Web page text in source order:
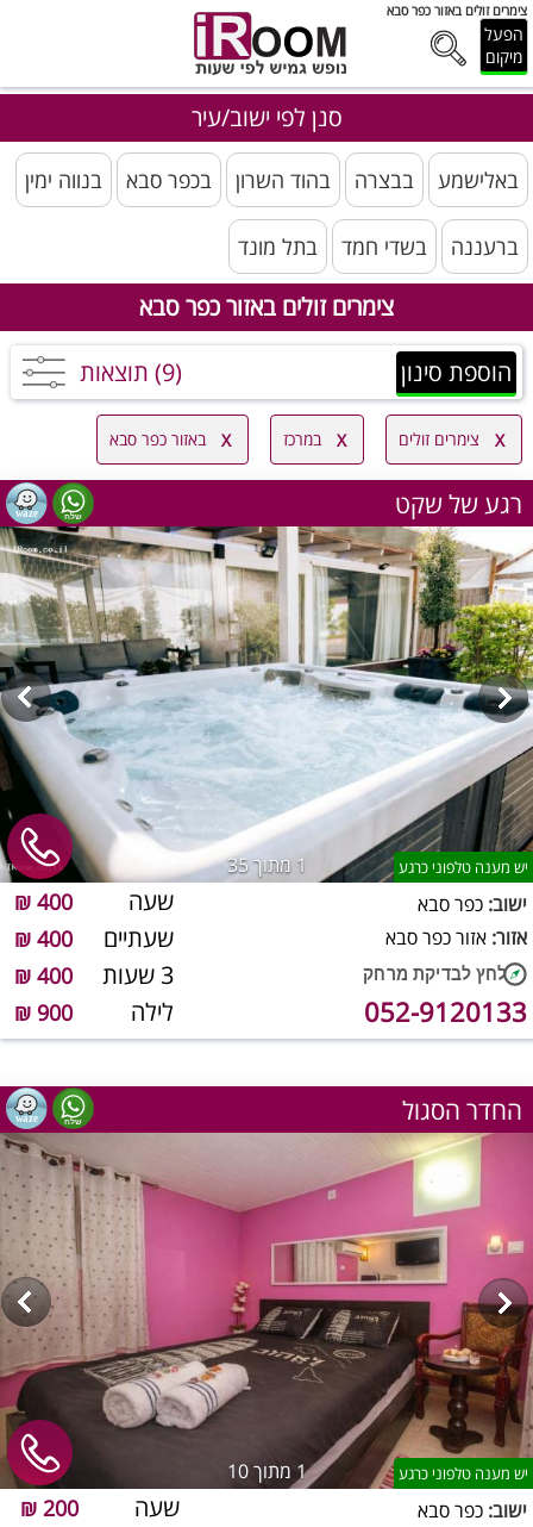
צימרים זולים באזור כפר סבא
הפעל
מיקום
סנן לפי ישוב/עיר
באלישמע בבצרה בהוד השרון בכפר סבא בנווה ימין
ברעננה בשדי חמד בתל מונד
צימרים זולים באזור כפר סבא
הוספת סינון (9) תוצאות
צימרים זולים במרכז באזור כפר סבא
רגע של שקט
1 מתוך 35 יש מענה טלפוני כרגע
שעה 400 ₪
שעתיים 400 ₪
3 שעות 400 ₪
לילה 900 ₪
ישוב: כפר סבא
אזור: אזור כפר סבא
052-9120133
החדר הסגול
1 מתוך 10 יש מענה טלפוני כרגע
שעה 200 ₪ ישוב: כפר סבא